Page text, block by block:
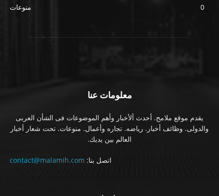
منوعات
0
معلومات عنا
يقدم موقع ملامح. أحدث ألأخبار وأهم الموضوعات فى الشأن العربى
والدولى. وظائف أخبار. رياضه. تجاره وأعمال. منوعات. تحت شعار أخبار
العالم بين يديك.
اتصل بنا: contact@malamih.com